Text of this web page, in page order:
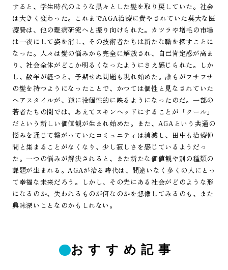
すると、学生時代のような黒々とした髪を取り戻していた。社会
は大きく変わった。これまでAGA治療に費やされていた莫大な医
療費は、他の難病研究へと振り向けられた。カツラや増毛の市場
は一夜にして姿を消し、その技術者たちは新たな職を探すことに
なった。人々は髪の悩みから完全に解放され、自己肯定感が高ま
り、社会全体がどこか明るくなったようにさえ感じられた。しか
し、数年が経つと、予期せぬ問題も現れ始めた。誰もがフサフサ
の髪を持つようになったことで、かつては個性と見なされていた
ヘアスタイルが、逆に没個性的に映るようになったのだ。一部の
若者たちの間では、あえてスキンヘッドにすることが「クール」
だという新しい価値観が生まれ始めた。また、AGAという共通の
悩みを通じて繋がっていたコミュニティは消滅し、田中も治療仲
間と集まることがなくなり、少し寂しさを感じているようだっ
た。一つの悩みが解決されると、また新たな価値観や別の種類の
課題が生まれる。AGAが治る時代は、間違いなく多くの人にとっ
て幸福な未来だろう。しかし、その先にある社会がどのような形
になるのか、失われるものが何なのかを想像してみるのも、また
興味深いことなのかもしれない。
おすすめ記事